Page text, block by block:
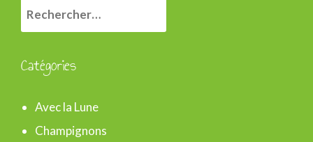
R
e
e
r
Catégories
Avec la Lune
Champignons